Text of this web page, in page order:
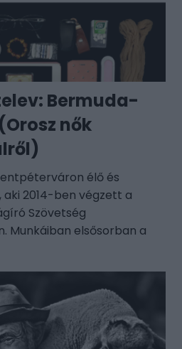
Bermuda-
nők
élő és
2014-ben végzett a
Szövetség
Munkáiban elsősorban a